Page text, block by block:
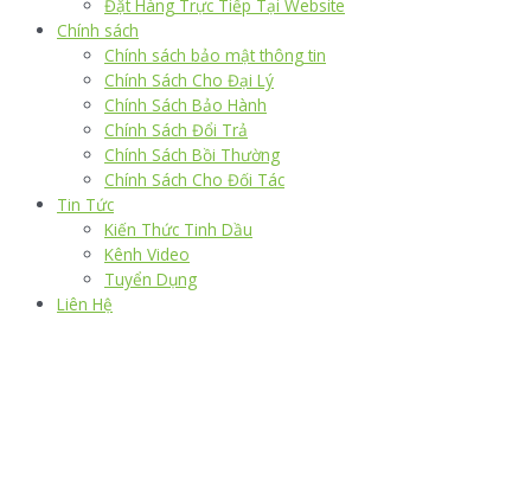
Đặt Hàng Trực Tiếp Tại Website
Chính sách
Chính sách bảo mật thông tin
Chính Sách Cho Đại Lý
Chính Sách Bảo Hành
Chính Sách Đổi Trả
Chính Sách Bồi Thường
Chính Sách Cho Đối Tác
Tin Tức
Kiến Thức Tinh Dầu
Kênh Video
Tuyển Dụng
Liên Hệ